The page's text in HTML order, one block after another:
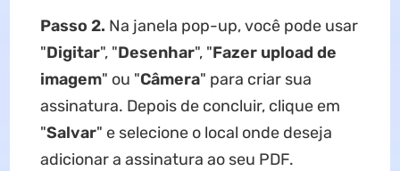
Passo 2. Na janela pop-up, você pode usar
"Digitar", "Desenhar", "Fazer upload de
imagem" ou "Câmera" para criar sua
assinatura. Depois de concluir, clique em
"Salvar" e selecione o local onde deseja
adicionar a assinatura ao seu PDF.